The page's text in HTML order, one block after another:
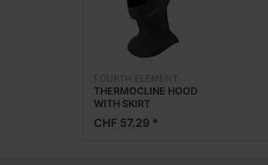
FOURTH ELEMENT
THERMOCLINE HOOD
WITH SKIRT
CHF 57.29 *